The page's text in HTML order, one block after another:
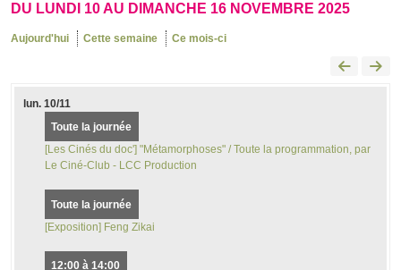
DU LUNDI 10 AU DIMANCHE 16 NOVEMBRE 2025
Aujourd'hui Cette semaine Ce mois-ci
lun.10/11
Toute la journée
[Les Cinés du doc'] "Métamorphoses" / Toute la programmation, par
Le Ciné-Club - LCC Production
Toute la journée
[Exposition] Feng Zikai
12:00 à 14:00